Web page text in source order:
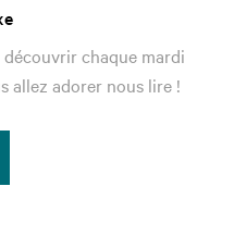
découvrir chaque mardi
allez adorer nous lire !